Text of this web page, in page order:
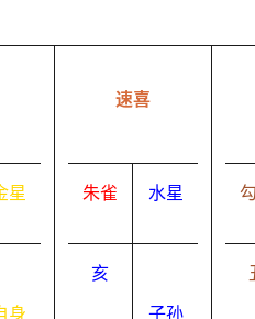
星
身
速喜
朱雀 水星
亥
子孙